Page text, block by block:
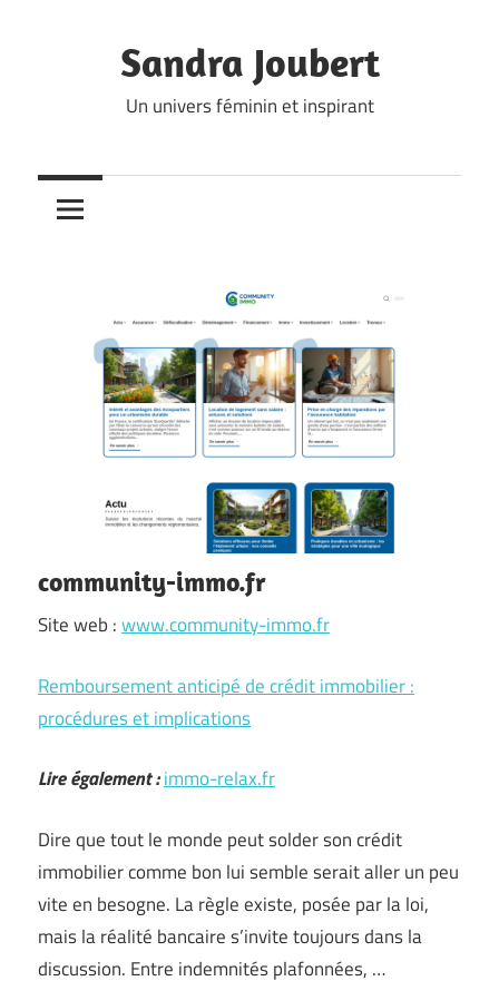
Sandra Joubert
Un univers féminin et inspirant
community-immo.fr
Site web :www.community-immo.fr
Remboursement anticipé de crédit immobilier :
procédures et implications
Lire également :immo-relax.fr
Dire que tout le monde peut solder son crédit
immobilier comme bon lui semble serait aller un peu
vite en besogne. La règle existe, posée par la loi,
mais la réalité bancaire s’invite toujours dans la
discussion. Entre indemnités plafonnées, …